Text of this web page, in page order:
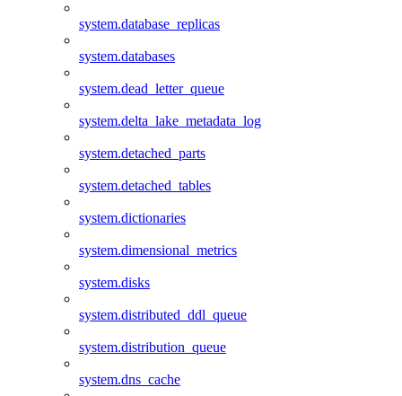
system.database_replicas
system.databases
system.dead_letter_queue
system.delta_lake_metadata_log
system.detached_parts
system.detached_tables
system.dictionaries
system.dimensional_metrics
system.disks
system.distributed_ddl_queue
system.distribution_queue
system.dns_cache